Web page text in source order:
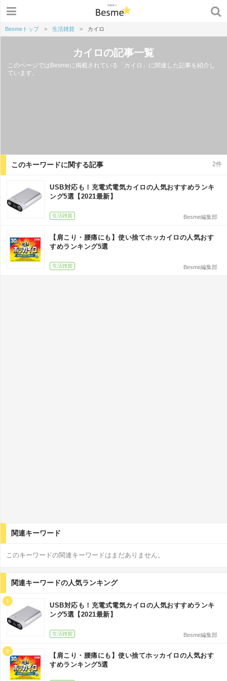
Besmeトップ > 生活雑貨 > カイロ
カイロの記事一覧
このページではBesmeに掲載されている「カイロ」に関連した記事を紹介し
ています。
このキーワードに関する記事 2件
USB対応も！充電式電気カイロの人気おすすめランキ
ング5選【2021最新】
生活雑貨 Besme編集部
【肩こり・腰痛にも】使い捨てホッカイロの人気おす
すめランキング5選
生活雑貨 Besme編集部
関連キーワード
このキーワードの関連キーワードはまだありません。
関連キーワードの人気ランキング
1
USB対応も！充電式電気カイロの人気おすすめランキ
ング5選【2021最新】
生活雑貨 Besme編集部
2
【肩こり・腰痛にも】使い捨てホッカイロの人気おす
すめランキング5選